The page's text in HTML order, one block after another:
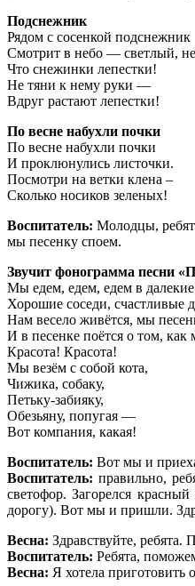
Подснежник
Рядом с сосенкой подснежник
Смотрит в небо — светлый,
Что снежинки лепестки!
Не тяни к нему руки —
Вдруг растают лепестки!
По весне набухли почки
По весне набухли почки
И проклюнулись листочки.
Посмотри на ветки клена –
Сколько носиков зеленых!
Воспитатель: Молодцы,
мы песенку споем.
Звучит фонограмма песни
Мы едем, едем, едем в далекие
Хорошие соседи, счастливые
Нам весело живётся, мы
И в песенке поётся о том,
Красота! Красота!
Мы везём с собой кота,
Чижика, собаку,
Петьку-забияку,
Обезьяну, попугая —
Вот компания, какая!
Воспитатель: Вот мы и
Воспитатель: правильно,
светофор. Загорелся
дорогу). Вот мы и пришли.
Весна: Здравствуйте,
Воспитатель: Ребята,
Весна: Я хотела приготовить